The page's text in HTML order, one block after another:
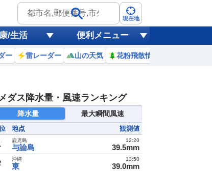
現在地
/生活 便利メニュー
ー 雷レーダー 山の天気 花粉飛散情報
ダス降水量・風速ランキング
降水量 最大瞬間風速
地点 観測値
与論島
鹿児島
39.5mm
12:20
東
沖縄
39.0mm
13:50